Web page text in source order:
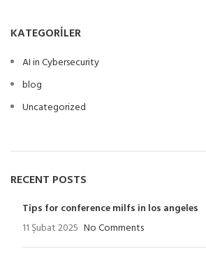
KATEGORILER
AI in Cybersecurity
blog
Uncategorized
RECENT POSTS
Tips for conference milfs in los angeles
11 Şubat 2025 No Comments